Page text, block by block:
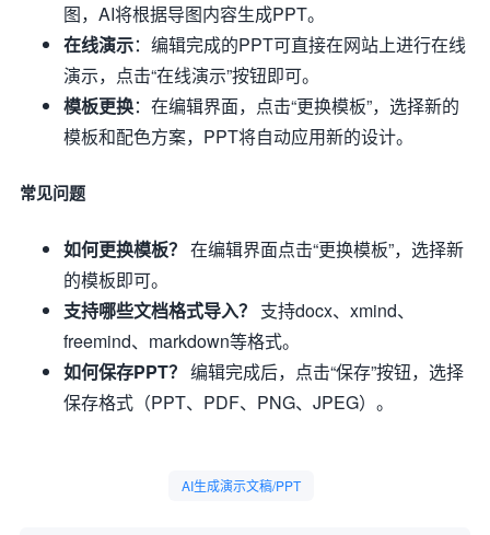
图，AI将根据导图内容生成PPT。
在线演示：编辑完成的PPT可直接在网站上进行在线
演示，点击“在线演示”按钮即可。
模板更换：在编辑界面，点击“更换模板”，选择新的
模板和配色方案，PPT将自动应用新的设计。
常见问题
如何更换模板？ 在编辑界面点击“更换模板”，选择新
的模板即可。
支持哪些文档格式导入？ 支持docx、xmind、
freemind、markdown等格式。
如何保存PPT？ 编辑完成后，点击“保存”按钮，选择
保存格式（PPT、PDF、PNG、JPEG）。
AI生成演示文稿/PPT